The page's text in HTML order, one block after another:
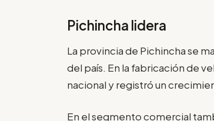
Pichincha lidera
La provincia de Pichincha se
del país. En la fabricación de
nacional y registró un
En el segmento comercial